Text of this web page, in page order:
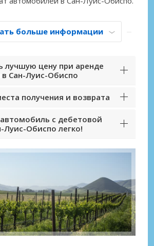
больше информации
лучшую цену при аренде
Сан-Луис-Обиспо
получения и возврата
с дебетовой
Луис-Обиспо легко!